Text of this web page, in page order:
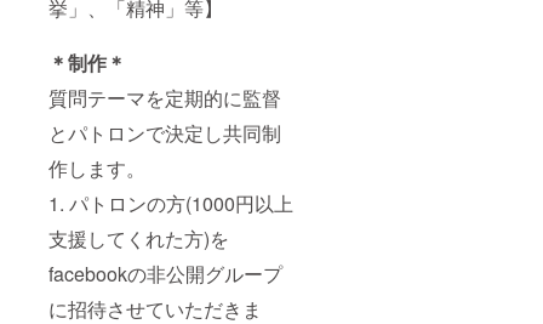
挙」、「精神」等】
＊制作＊
質問テーマを定期的に監督
とパトロンで決定し共同制
作します。
1. パトロンの方(1000円以上
支援してくれた方)を
facebookの非公開グループ
に招待させていただきま